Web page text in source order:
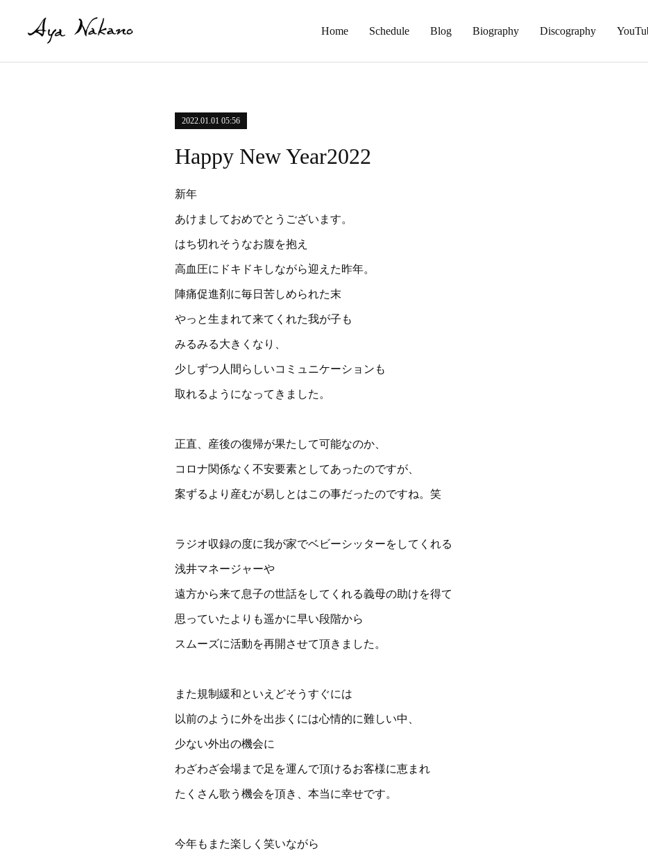
Home Schedule Blog Biography Discography
2022.01.01 05:56
Happy New Year2022
新年
あけましておめでとうございます。
はち切れそうなお腹を抱え
高血圧にドキドキしながら迎えた昨年。
陣痛促進剤に毎日苦しめられた末
やっと生まれて来てくれた我が子も
みるみる大きくなり、
少しずつ人間らしいコミュニケーションも
取れるようになってきました。
正直、産後の復帰が果たして可能なのか、
コロナ関係なく不安要素としてあったのですが、
案ずるより産むが易しとはこの事だったのですね。笑
ラジオ収録の度に我が家でベビーシッターをしてくれる
浅井マネージャーや
遠方から来て息子の世話をしてくれる義母の助けを得て
思っていたよりも遥かに早い段階から
スムーズに活動を再開させて頂きました。
また規制緩和といえどそうすぐには
以前のように外を出歩くには心情的に難しい中、
少ない外出の機会に
わざわざ会場まで足を運んで頂けるお客様に恵まれ
たくさん歌う機会を頂き、本当に幸せです。
今年もまた楽しく笑いながら